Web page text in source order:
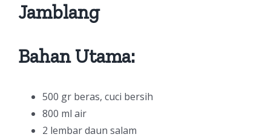
Jamblang
Bahan Utama:
500 gr beras, cuci bersih
800 ml air
2 lembar daun salam